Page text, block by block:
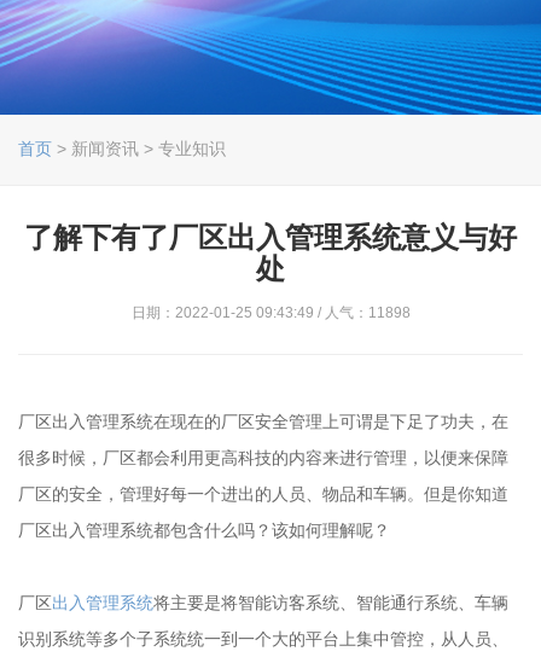
首页 > 新闻资讯 > 专业知识
了解下有了厂区出入管理系统意义与好
处
日期：2022-01-25 09:43:49 / 人气：11898
厂区出入管理系统在现在的厂区安全管理上可谓是下足了功夫，在
很多时候，厂区都会利用更高科技的内容来进行管理，以便来保障
厂区的安全，管理好每一个进出的人员、物品和车辆。但是你知道
厂区出入管理系统都包含什么吗？该如何理解呢？
厂区出入管理系统将主要是将智能访客系统、智能通行系统、车辆
识别系统等多个子系统统一到一个大的平台上集中管控，从人员、